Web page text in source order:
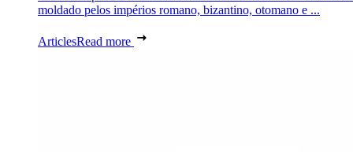
moldado pelos impérios romano, bizantino, otomano e ...
ArticlesRead more